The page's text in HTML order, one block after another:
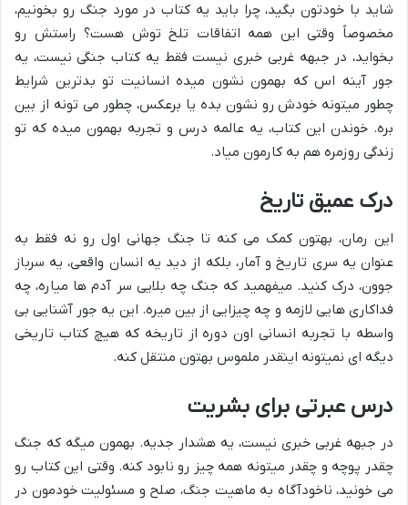
شاید با خودتون بگید، چرا باید یه کتاب در مورد جنگ رو بخونیم،
مخصوصاً وقتی این همه اتفاقات تلخ توش هست؟ راستش رو
بخواید، در جبهه غربی خبری نیست فقط یه کتاب جنگی نیست، یه
جور آینه اس که بهمون نشون میده انسانیت تو بدترین شرایط
چطور میتونه خودش رو نشون بده یا برعکس، چطور می تونه از بین
بره. خوندن این کتاب، یه عالمه درس و تجربه بهمون میده که تو
زندگی روزمره هم به کارمون میاد.
درک عمیق تاریخ
این رمان، بهتون کمک می کنه تا جنگ جهانی اول رو نه فقط به
عنوان یه سری تاریخ و آمار، بلکه از دید یه انسان واقعی، یه سرباز
جوون، درک کنید. میفهمید که جنگ چه بلایی سر آدم ها میاره، چه
فداکاری هایی لازمه و چه چیزایی از بین میره. این یه جور آشنایی بی
واسطه با تجربه انسانی اون دوره از تاریخه که هیچ کتاب تاریخی
دیگه ای نمیتونه اینقدر ملموس بهتون منتقل کنه.
درس عبرتی برای بشریت
در جبهه غربی خبری نیست، یه هشدار جدیه. بهمون میگه که جنگ
چقدر پوچه و چقدر میتونه همه چیز رو نابود کنه. وقتی این کتاب رو
می خونید، ناخودآگاه به ماهیت جنگ، صلح و مسئولیت خودمون در